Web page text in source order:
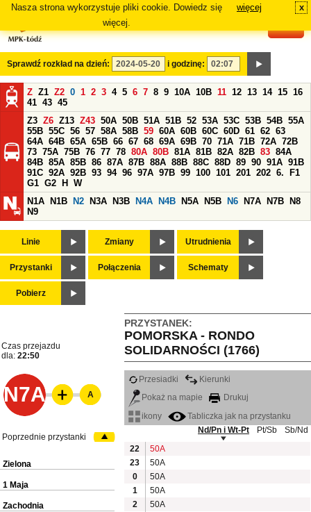
Nasza strona wykorzystuje pliki cookie. Dowiedz się
więcej.
więcej x
Sprawdź rozkład na dzień: i godzinę:
Z Z1 Z2 0 1 2 3 4 5 6 7 8 9 10A 10B 11 12 13 14 15 16
41 43 45
Z3 Z6 Z13 Z43 50A 50B 51A 51B 52 53A 53C 53B 54B 55A
55B 55C 56 57 58A 58B 59 60A 60B 60C 60D 61 62 63
64A 64B 65A 65B 66 67 68 69A 69B 70 71A 71B 72A 72B
73 75A 75B 76 77 78 80A 80B 81A 81B 82A 82B 83 84A
84B 85A 85B 86 87A 87B 88A 88B 88C 88D 89 90 91A 91B
91C 92A 92B 93 94 96 97A 97B 99 100 101 201 202 6.
F1
G1 G2 H
W
N1A
N1B N2 N3A N3B N4A N4B N5A N5B N6 N7A N7B
N8
N9
Linie Zmiany Utrudnienia
Przystanki Połączenia Schematy
Pobierz
PRZYSTANEK:
POMORSKA - RONDO
SOLIDARNOŚCI (1766)
Czas przejazdu
dla: 22:50
N7A
Przesiadki
Kierunki
Pokaż na mapie
Drukuj
ikony
Tabliczka jak na przystanku
Nd/Pn i Wt-Pt
Pt/Sb
Sb/Nd
22
50A
23
50A
0
50A
1
50A
2
50A
A
Poprzednie przystanki
Zielona
1 Maja
Zachodnia